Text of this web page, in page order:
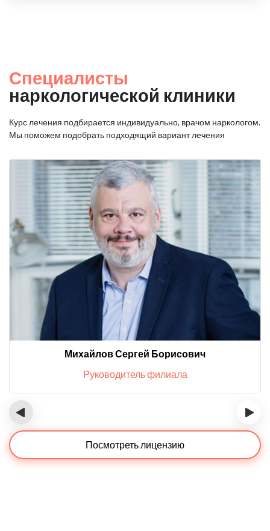
Специалисты
наркологической клиники
Курс лечения подбирается индивидуально, врачом наркологом.
Мы поможем подобрать подходящий вариант лечения
Михайлов Сергей Борисович
Руководитель филиала
‹ ›
Посмотреть лицензию